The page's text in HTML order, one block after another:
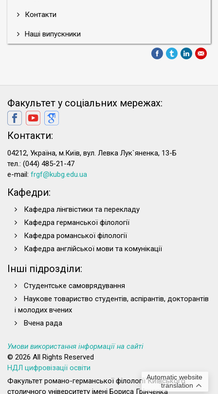
Контакти
Наші випускники
Automatic website
translation
Факультет у соціальних мережах:
Контакти:
04212, Україна, м.Київ, вул. Левка Лук`яненка, 13-Б
тел.: (044) 485-21-47
e-mail: frgf@kubg.edu.ua
Кафедри:
Кафедра лінгвістики та перекладу
Кафедра германської філології
Кафедра романської філології
Кафедра англійської мови та комунікації
Інші підрозділи:
Студентське самоврядування
Наукове товариство студентів, аспірантів, докторантів
і молодих вчених
Вчена рада
Умови використання інформації на сайті
© 2026 All Rights Reserved
НДЛ цифровізації освіти
Факультет романо-германської філології Київського
столичного університету імені Бориса Грінченка